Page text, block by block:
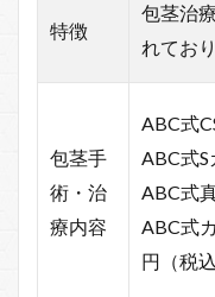
特徴
包茎治
れてお
包茎手
術・治
療内容
ABC式
ABC式S
ABC式
ABC式
円（税込